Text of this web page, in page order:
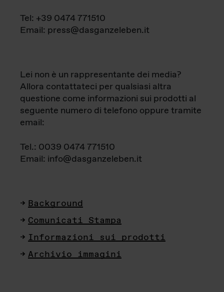
Tel: +39 0474 771510
Email: press@dasganzeleben.it
Lei non è un rappresentante dei media?
Allora contattateci per qualsiasi altra
questione come informazioni sui prodotti al
seguente numero di telefono oppure tramite
email:
Tel.: 0039 0474 771510
Email: info@dasganzeleben.it
Background
Comunicati Stampa
Informazioni sui prodotti
Archivio immagini